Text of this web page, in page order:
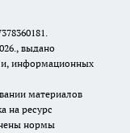
выдано
информационных
материалов
на ресурс
нормы